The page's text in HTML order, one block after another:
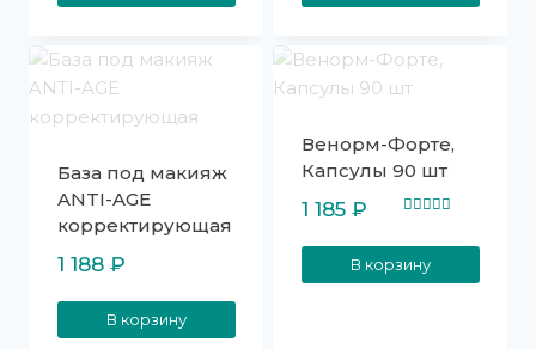
База под макияж
ANTI-AGE
корректирующая
1 188 ₽
В корзину
Венорм-Форте,
Капсулы 90 шт
1 185 ₽
В корзину